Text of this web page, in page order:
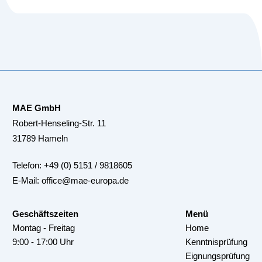
MAE GmbH
Robert-Henseling-Str. 11
31789 Hameln
Telefon: +49 (0) 5151 / 9818605
E-Mail: office@mae-europa.de
Geschäftszeiten
Montag - Freitag
9:00 - 17:00 Uhr
Menü
Home
Kenntnisprüfung
Eignungsprüfung